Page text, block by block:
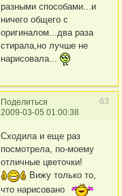
разными способами...и
ничего общего с
оригиналом...два раза
стирала,но лучше не
нарисовала...
Поделиться
63
2009-03-05 01:00:38
Сходила и еще раз
посмотрела, по-моему
отличные цветочки!
Вижу только то,
что нарисовано